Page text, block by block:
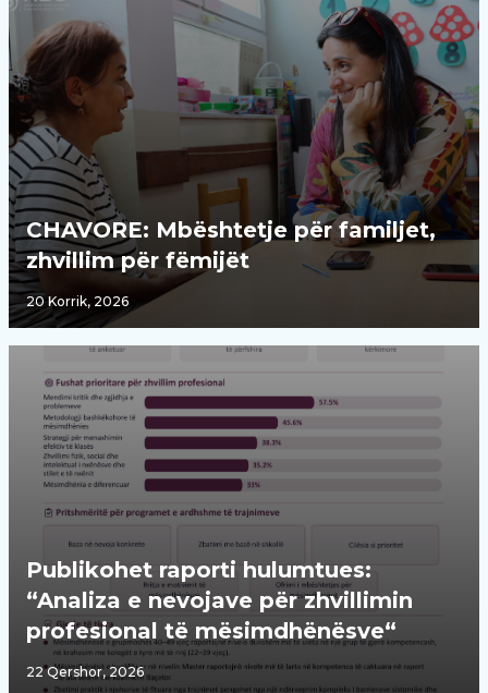
CHAVORE: Mbështetje për familjet,
zhvillim për fëmijët
20 Korrik, 2026
Publikohet raporti hulumtues:
“Analiza e nevojave për zhvillimin
profesional të mësimdhënësve“
22 Qershor, 2026